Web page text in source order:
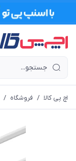
اچ پی کالا / فروشگاه /